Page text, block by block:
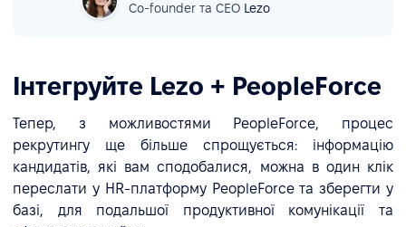
Сo-founder та CEO Lezo
Інтегруйте Lezo + PeopleForce
Тепер, з можливостями PeopleForce, процес
рекрутингу ще більше спрощується: інформацію
кандидатів, які вам сподобалися, можна в один клік
переслати у HR-платформу PeopleForce та зберегти у
базі, для подальшої продуктивної комунікації та